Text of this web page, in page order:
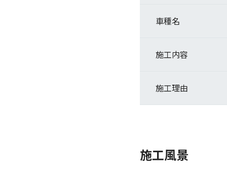
車種名
施工内容
施工理由
施工風景